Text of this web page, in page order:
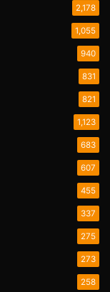
2,178
1,055
940
831
821
1,123
683
607
455
337
275
273
258